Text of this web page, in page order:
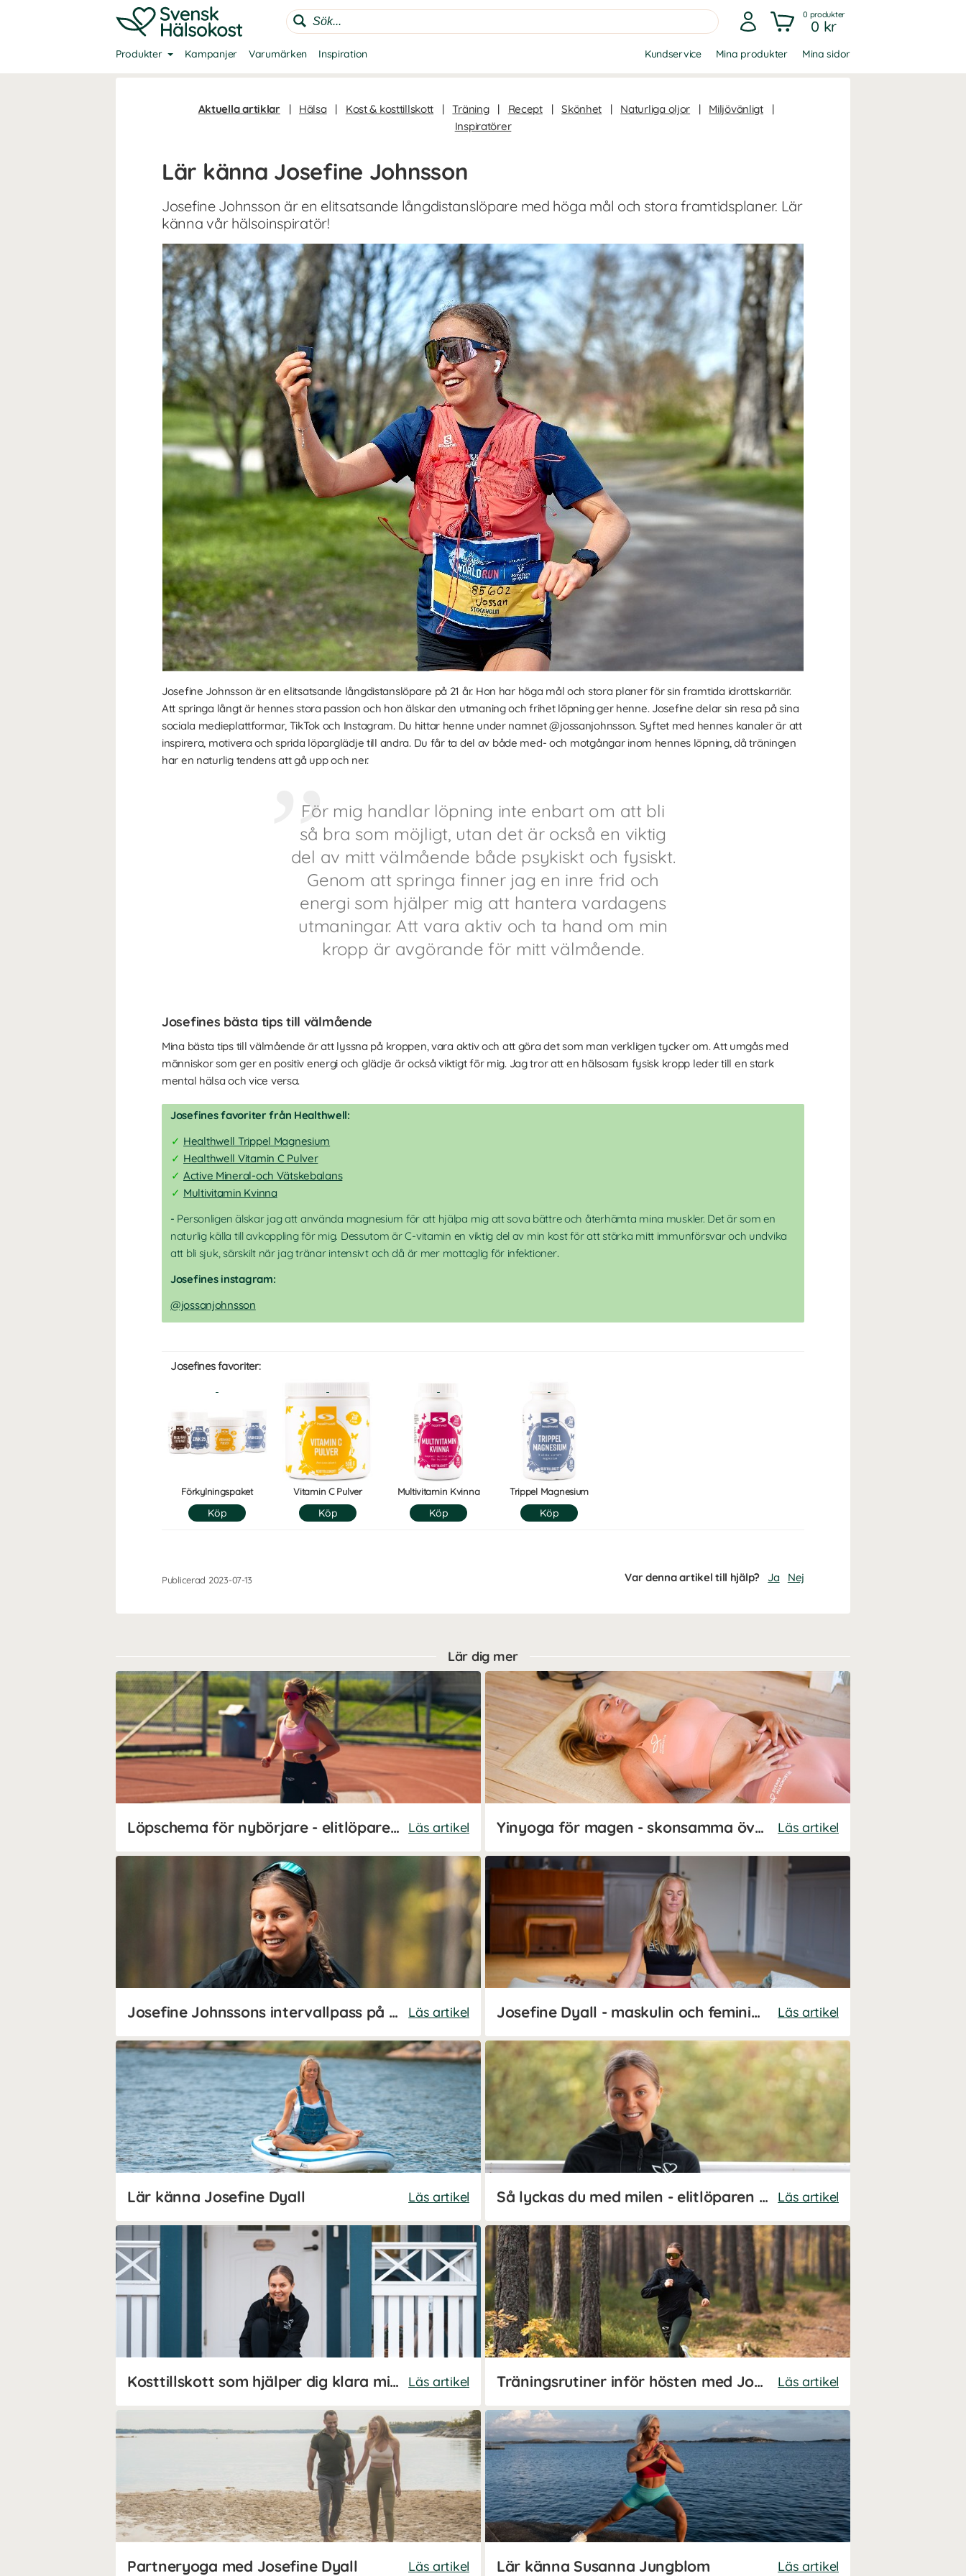
0 produkter
0 kr
Produkter Kampanjer Varumärken Inspiration Kundservice Mina produkter Mina sidor
Aktuella artiklar | Hälsa | Kost & kosttillskott | Träning | Recept | Skönhet | Naturliga oljor | Miljövänligt
|
Inspiratörer
Lär känna Josefine Johnsson
Josefine Johnsson är en elitsatsande långdistanslöpare med höga mål och stora framtidsplaner. Lär
känna vår hälsoinspiratör!
Josefine Johnsson är en elitsatsande långdistanslöpare på 21 år. Hon har höga mål och stora planer för sin framtida idrottskarriär.
Att springa långt är hennes stora passion och hon älskar den utmaning och frihet löpning ger henne. Josefine delar sin resa på sina
sociala medieplattformar, TikTok och Instagram. Du hittar henne under namnet @jossanjohnsson. Syftet med hennes kanaler är att
inspirera, motivera och sprida löparglädje till andra. Du får ta del av både med- och motgångar inom hennes löpning, då träningen
har en naturlig tendens att gå upp och ner.
För mig handlar löpning inte enbart om att bli
så bra som möjligt, utan det är också en viktig
del av mitt välmående både psykiskt och fysiskt.
Genom att springa finner jag en inre frid och
energi som hjälper mig att hantera vardagens
utmaningar. Att vara aktiv och ta hand om min
kropp är avgörande för mitt välmående.
Josefines bästa tips till välmående
Mina bästa tips till välmående är att lyssna på kroppen, vara aktiv och att göra det som man verkligen tycker om. Att umgås med
människor som ger en positiv energi och glädje är också viktigt för mig. Jag tror att en hälsosam fysisk kropp leder till en stark
mental hälsa och vice versa.
Josefines favoriter från Healthwell:
Healthwell Trippel Magnesium
Healthwell Vitamin C Pulver
Active Mineral-och Vätskebalans
Multivitamin Kvinna
- Personligen älskar jag att använda magnesium för att hjälpa mig att sova bättre och återhämta mina muskler. Det är som en
naturlig källa till avkoppling för mig. Dessutom är C-vitamin en viktig del av min kost för att stärka mitt immunförsvar och undvika
att bli sjuk, särskilt när jag tränar intensivt och då är mer mottaglig för infektioner.
Josefines instagram:
@jossanjohnsson
Josefines favoriter:
Förkylningspaket Vitamin C Pulver Multivitamin Kvinna Trippel Magnesium
Publicerad 2023-07-13 Var denna artikel till hjälp? Ja Nej
Lär dig mer
Löpschema för nybörjare - elitlöparen Josefine Johnssons bästa tips Läs artikel Yinyoga för magen - skonsamma övningar med Josefine Dyall! Läs artikel
Josefine Johnssons intervallpass på löpband Läs artikel Josefine Dyall - maskulin och feminin energi Läs artikel
Lär känna Josefine Dyall Läs artikel Så lyckas du med milen - elitlöparen Josefine Johnssons 5 bästa tips Läs artikel
Kosttillskott som hjälper dig klara milen - Josefine Johnssons favoriter Läs artikel Träningsrutiner inför hösten med Josefine Johnsson Läs artikel
Partneryoga med Josefine Dyall Läs artikel Lär känna Susanna Jungblom Läs artikel